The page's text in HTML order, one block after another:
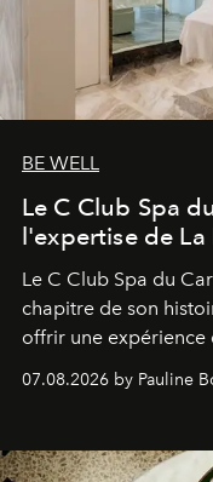
BE WELL
Le C Club Spa
l'expertise de La
Le C Club Spa du
chapitre de son
offrir une
expertise se
07.08.2026 by Pauline